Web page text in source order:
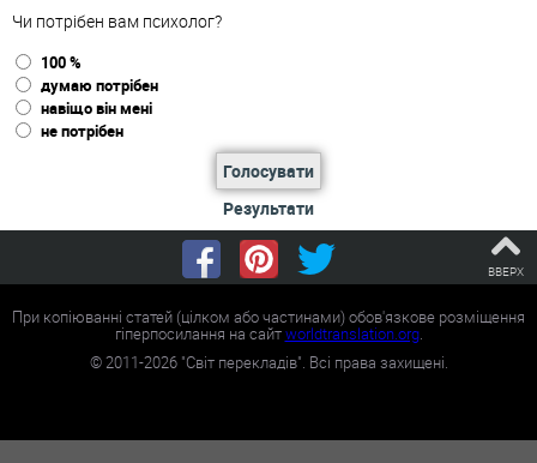
Чи потрібен вам психолог?
100 %
думаю потрібен
навіщо він мені
не потрібен
Голосувати
Результати
ВВЕРХ
При копіюванні статей (цілком або частинами) обов'язкове розміщення
гіперпосилання на сайтworldtranslation.org.
©2011-2026"Світ перекладів". Всі права захищені.